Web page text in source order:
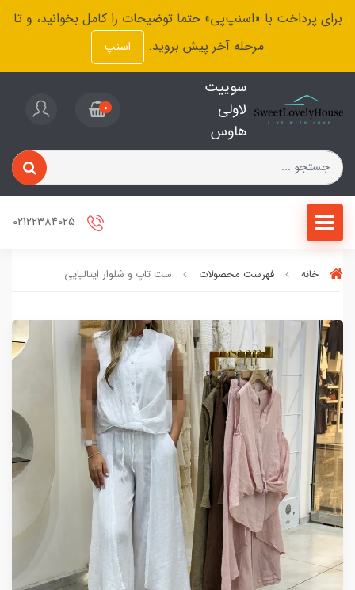
برای پرداخت با «اسنپ‌پی» حتما توضیحات را کامل بخوانید، و تا
مرحله آخر پیش بروید.
اسنپ
سوییت
لاولی
هاوس
0
خانه فهرست محصولات ست تاپ و شلوار ایتالیایی